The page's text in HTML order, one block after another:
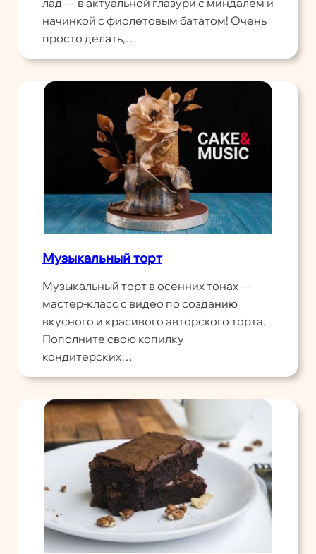
начинкой с фиолетовым бататом! Очень
просто делать,…
Музыкальный торт
Музыкальный торт в осенних тонах —
мастер-класс с видео по созданию
вкусного и красивого авторского торта.
Пополните свою копилку
кондитерских…